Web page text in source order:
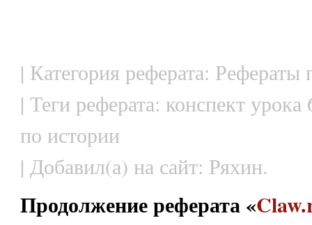
| Категория реферата: Рефераты
| Теги реферата: конспект
по истории
| Добавил(а) на сайт: Ряхин.
Продолжение реферата «